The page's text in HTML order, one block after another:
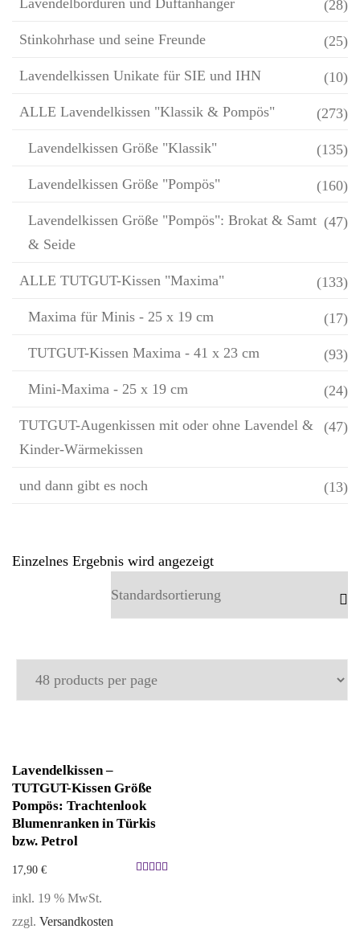
Lavendelbordüren und Duftanhänger (28)
Stinkohrhase und seine Freunde (25)
Lavendelkissen Unikate für SIE und IHN (10)
ALLE Lavendelkissen "Klassik & Pompös" (273)
Lavendelkissen Größe "Klassik" (135)
Lavendelkissen Größe "Pompös" (160)
Lavendelkissen Größe "Pompös": Brokat & Samt
& Seide
(47)
ALLE TUTGUT-Kissen "Maxima" (133)
Maxima für Minis - 25 x 19 cm (17)
TUTGUT-Kissen Maxima - 41 x 23 cm (93)
Mini-Maxima - 25 x 19 cm (24)
TUTGUT-Augenkissen mit oder ohne Lavendel &
Kinder-Wärmekissen
(47)
und dann gibt es noch (13)
Einzelnes Ergebnis wird angezeigt
Lavendelkissen –
TUTGUT-Kissen Größe
Pompös: Trachtenlook
Blumenranken in Türkis
bzw. Petrol
17,90 €
inkl. 19 % MwSt.
zzgl. Versandkosten